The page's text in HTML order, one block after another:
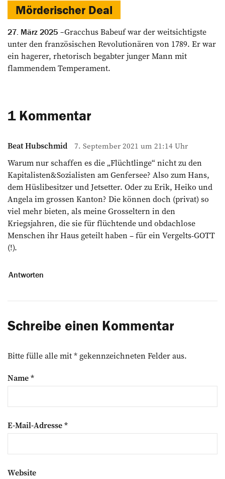
Mörderischer Deal
27. März 2025
Gracchus Babeuf war der weitsichtigste
unter den französischen Revolutionären von 1789. Er war
ein hagerer, rhetorisch begabter junger Mann mit
flammendem Temperament.
1 Kommentar
Beat Hubschmid 7. September 2021 um 21:14 Uhr
Warum nur schaffen es die „Flüchtlinge“ nicht zu den
Kapitalisten&Sozialisten am Genfersee? Also zum Hans,
dem Hüslibesitzer und Jetsetter. Oder zu Erik, Heiko und
Angela im grossen Kanton? Die können doch (privat) so
viel mehr bieten, als meine Grosseltern in den
Kriegsjahren, die sie für flüchtende und obdachlose
Menschen ihr Haus geteilt haben – für ein Vergelts-GOTT
(!).
Antworten
Schreibe einen Kommentar
Bitte fülle alle mit * gekennzeichneten Felder aus.
Name*
E-Mail-Adresse*
Website